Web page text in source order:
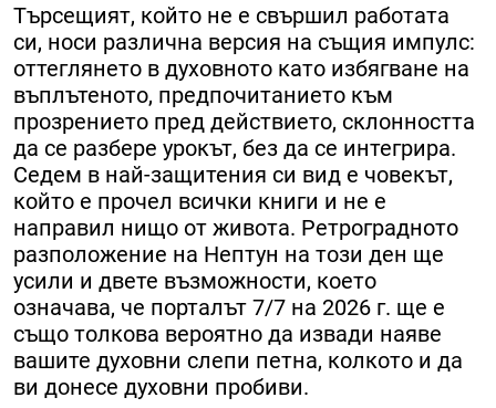
Търсещият, който не е свършил работата
си, носи различна версия на същия импулс:
оттеглянето в духовното като избягване на
въплътеното, предпочитанието към
прозрението пред действието, склонността
да се разбере урокът, без да се интегрира.
Седем в най-защитения си вид е човекът,
който е прочел всички книги и не е
направил нищо от живота. Ретроградното
разположение на Нептун на този ден ще
усили и двете възможности, което
означава, че порталът 7/7 на 2026 г. ще е
също толкова вероятно да извади наяве
вашите духовни слепи петна, колкото и да
ви донесе духовни пробиви.